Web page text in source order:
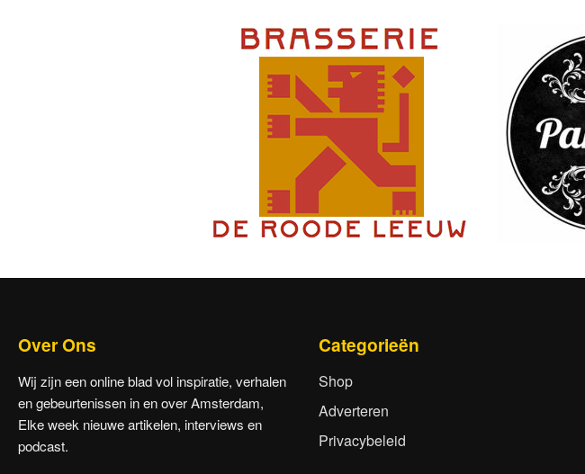
Over Ons
Wij zijn een online blad vol inspiratie, verhalen
en gebeurtenissen in en over Amsterdam,
Elke week nieuwe artikelen, interviews en
podcast.
Categorieën
Shop
Adverteren
Privacybeleid